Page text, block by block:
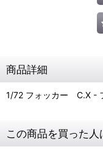
商品詳細
1/72 フォッカー C.X -
この商品を買った